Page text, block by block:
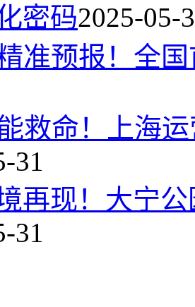
密码2025-05-
准预报！全
救命！上海
31
再现！大宁
31